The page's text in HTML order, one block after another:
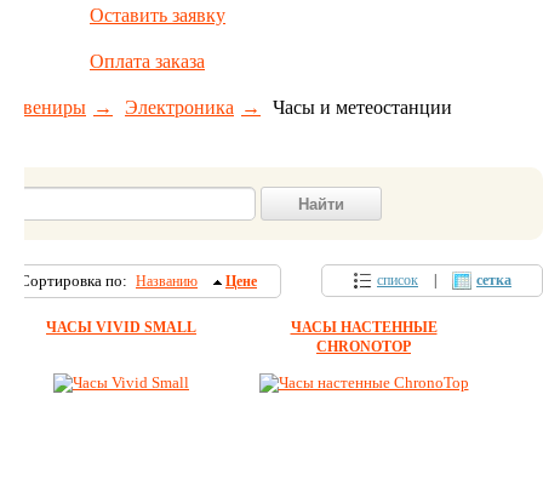
Оставить заявку
Оплата заказа
Cувениры Электроника Часы и метеостанции
список сетка
Сортировка по: Названию Цене
ЧАСЫ VIVID SMALL
ЧАСЫ НАСТЕННЫЕ
CHRONOTOP